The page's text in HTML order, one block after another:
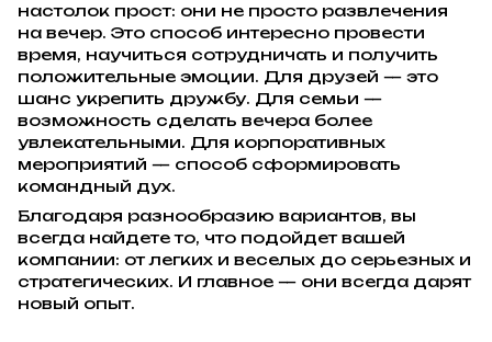
настолок прост: они не просто развлечения
на вечер. Это способ интересно провести
время, научиться сотрудничать и получить
положительные эмоции. Для друзей — это
шанс укрепить дружбу. Для семьи —
возможность сделать вечера более
увлекательными. Для корпоративных
мероприятий — способ сформировать
командный дух.
Благодаря разнообразию вариантов, вы
всегда найдете то, что подойдет вашей
компании: от легких и веселых до серьезных и
стратегических. И главное — они всегда дарят
новый опыт.